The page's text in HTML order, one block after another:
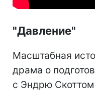
"Давление"
Масштабная
драма о
с Эндрю